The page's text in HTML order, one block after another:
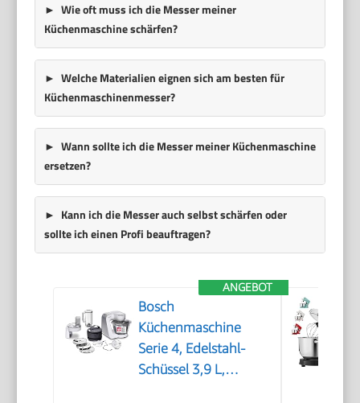
Wie oft muss ich die Messer meiner
Küchenmaschine schärfen?
Welche Materialien eignen sich am besten für
Küchenmaschinenmesser?
Wann sollte ich die Messer meiner Küchenmaschine
ersetzen?
Kann ich die Messer auch selbst schärfen oder
sollte ich einen Profi beauftragen?
ANGEBOT
Bosch
Küchenmaschine
Serie 4, Edelstahl-
Schüssel 3,9 L,